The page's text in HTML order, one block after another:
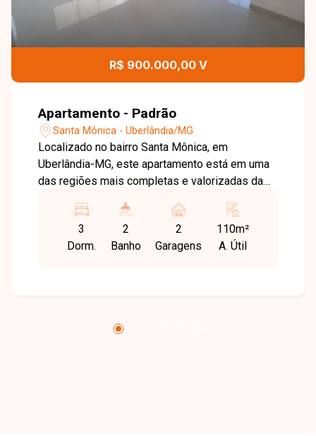
R$ 900.000,00 V
Apartamento - Padrão
Santa Mônica - Uberlândia/MG
Localizado no bairro Santa Mônica, em
Uberlândia-MG, este apartamento está em uma
das regiões mais completas e valorizadas da
próximo à Universidade Federal de Uberlândia,
supermercados, escolas, farmácias,
restaurantes e diversos serviços. O bairro
suíte, banheiro social, cozinha funcional e área
3
Dorm.
2
Banho
2
Garagens
110m²
A. Útil